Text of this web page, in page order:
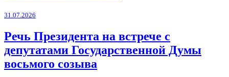
31.07.2026
Речь Президента на встрече с
депутатами Государственной Думы
восьмого созыва